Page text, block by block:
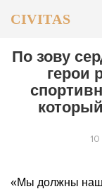
CIVITAS
ОБЩЕСТВО
По зову
герои
«Мы должны